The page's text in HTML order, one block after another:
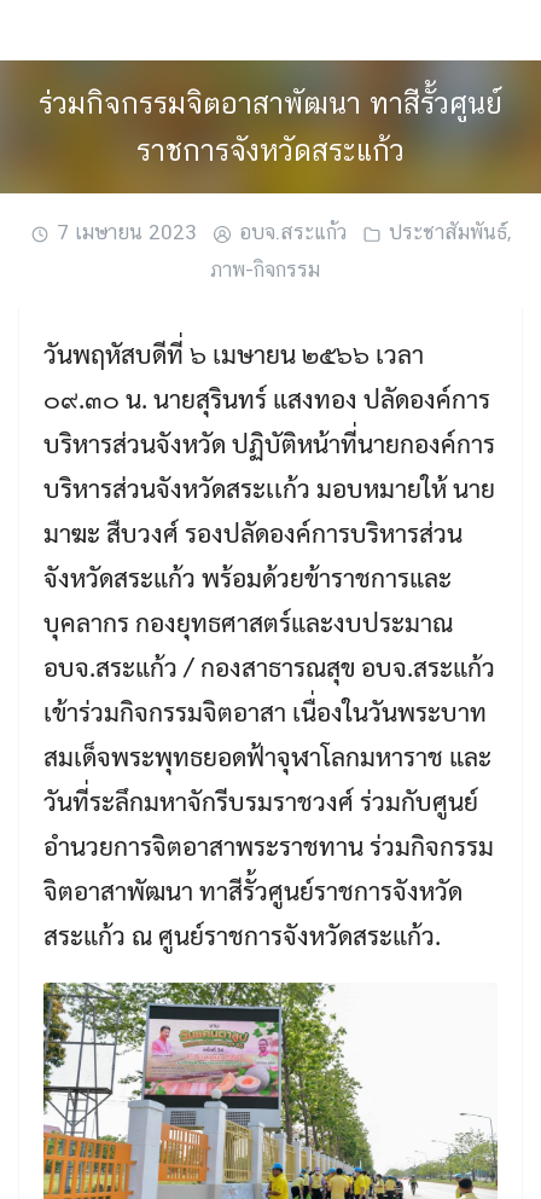
ร่วมกิจกรรมจิตอาสาพัฒนา ทาสีรั้วศูนย์
ราชการจังหวัดสระแก้ว
7 เมษายน 2023 อบจ.สระแก้ว ประชาสัมพันธ์,
ภาพ-กิจกรรม
วันพฤหัสบดีที่ ๖ เมษายน ๒๕๖๖ เวลา
๐๙.๓๐ น. นายสุรินทร์ แสงทอง ปลัดองค์การ
บริหารส่วนจังหวัด ปฏิบัติหน้าที่นายกองค์การ
บริหารส่วนจังหวัดสระเเก้ว มอบหมายให้ นาย
มาฆะ สืบวงศ์ รองปลัดองค์การบริหารส่วน
จังหวัดสระแก้ว พร้อมด้วยข้าราชการและ
บุคลากร กองยุทธศาสตร์และงบประมาณ
อบจ.สระแก้ว / กองสาธารณสุข อบจ.สระแก้ว
เข้าร่วมกิจกรรมจิตอาสา เนื่องในวันพระบาท
สมเด็จพระพุทธยอดฟ้าจุฬาโลกมหาราช และ
วันที่ระลึกมหาจักรีบรมราชวงศ์ ร่วมกับศูนย์
อำนวยการจิตอาสาพระราชทาน ร่วมกิจกรรม
จิตอาสาพัฒนา ทาสีรั้วศูนย์ราชการจังหวัด
สระแก้ว ณ ศูนย์ราชการจังหวัดสระแก้ว.